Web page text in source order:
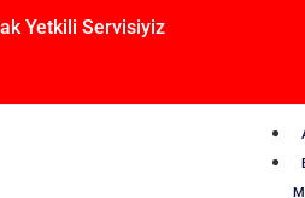
Yetkili Servisiyiz